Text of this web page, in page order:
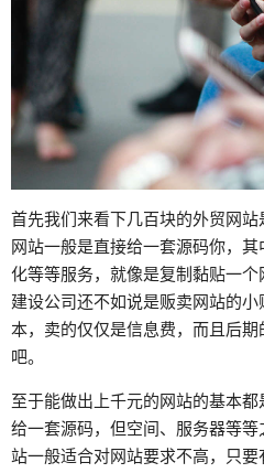
首先我们来看下几百块的外贸网
网站一般是直接给一套源码你，
化等等服务，就像是复制黏贴一
建设公司还不如说是贩卖网站的
本，卖的仅仅是信息费，而且后
吧。
至于能做出上千元的网站的基本
给一套源码，但空间、服务器等
站一般适合对网站要求不高，只